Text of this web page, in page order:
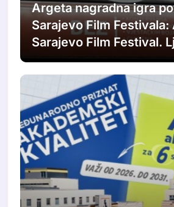
Argeta nagradna igra
Sarajevo Film
Sarajevo Film Festival.
filmovima.